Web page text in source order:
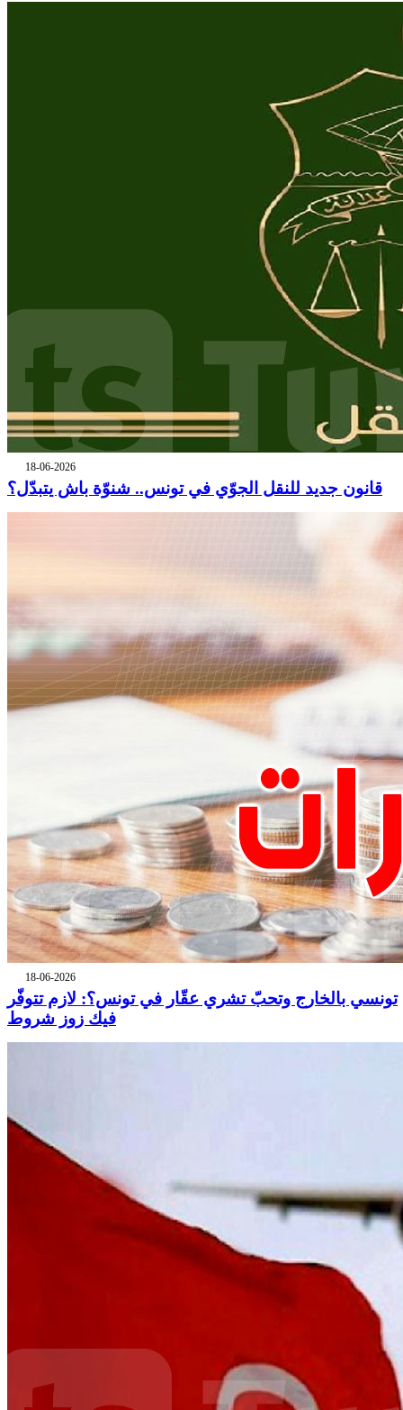
18-06-2026
قانون جديد للنقل الجوّي في تونس.. شنوّة باش يتبدّل؟
18-06-2026
تونسي بالخارج وتحبّ تشري عقّار في تونس؟: لازم تتوفّر
فيك زوز شروط